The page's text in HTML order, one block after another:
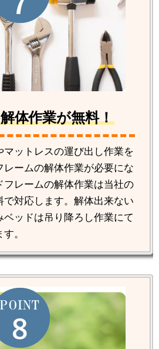
体作業が無料！
マットレスの運び出し作業を
ームの解体作業が必要にな
フレームの解体作業は当社の
で対応します。解体出来ない
ッドは吊り降ろし作業にて
。